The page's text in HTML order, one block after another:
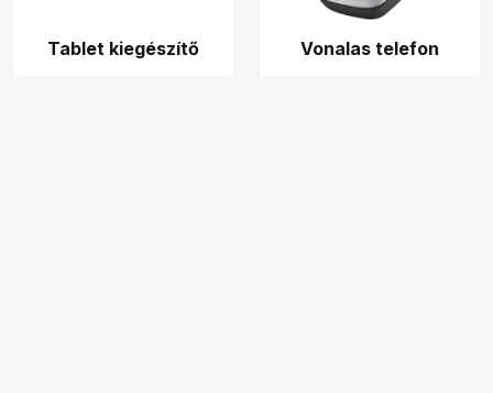
Tablet kiegészítő Vonalas telefon